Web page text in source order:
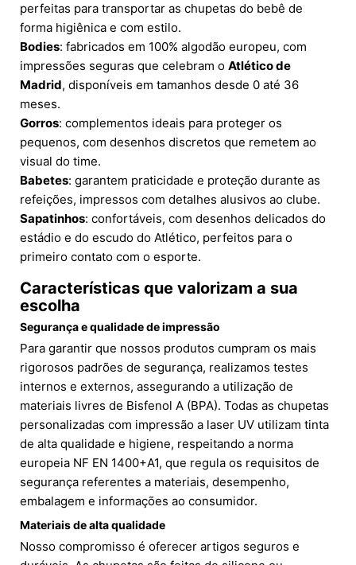
perfeitas para transportar as chupetas do bebê de
forma higiênica e com estilo.
Bodies: fabricados em 100% algodão europeu, com
impressões seguras que celebram o Atlético de
Madrid, disponíveis em tamanhos desde 0 até 36
meses.
Gorros: complementos ideais para proteger os
pequenos, com desenhos discretos que remetem ao
visual do time.
Babetes: garantem praticidade e proteção durante as
refeições, impressos com detalhes alusivos ao clube.
Sapatinhos: confortáveis, com desenhos delicados do
estádio e do escudo do Atlético, perfeitos para o
primeiro contato com o esporte.
Características que valorizam a sua
escolha
Segurança e qualidade de impressão
Para garantir que nossos produtos cumpram os mais
rigorosos padrões de segurança, realizamos testes
internos e externos, assegurando a utilização de
materiais livres de Bisfenol A (BPA). Todas as chupetas
personalizadas com impressão a laser UV utilizam tinta
de alta qualidade e higiene, respeitando a norma
europeia NF EN 1400+A1, que regula os requisitos de
segurança referentes a materiais, desempenho,
embalagem e informações ao consumidor.
Materiais de alta qualidade
Nosso compromisso é oferecer artigos seguros e